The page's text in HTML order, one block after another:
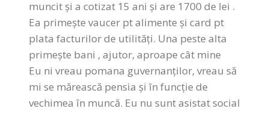
muncit și a cotizat 15 ani și are 1700 de lei .
Ea primește vaucer pt alimente și card pt
plata facturilor de utilități. Una peste alta
primește bani , ajutor, aproape cât mine
Eu ni vreau pomana guvernanților, vreau să
mi se mărească pensia și în funcție de
vechimea în muncă. Eu nu sunt asistat social